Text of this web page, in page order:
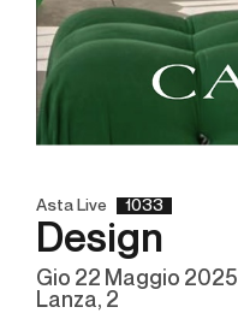
Asta Live 1033
Design
gio 22 Maggio 2025
Lanza, 2